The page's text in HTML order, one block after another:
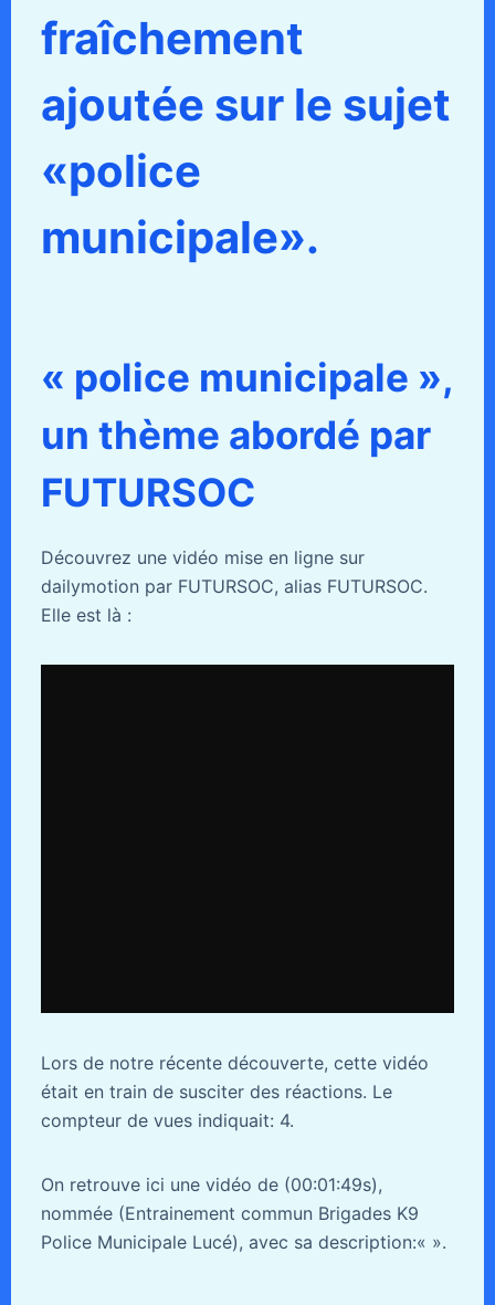
fraîchement
ajoutée sur le sujet
«police
municipale».
« police municipale »,
un thème abordé par
FUTURSOC
Découvrez une vidéo mise en ligne sur
dailymotion par FUTURSOC, alias FUTURSOC.
Elle est là :
Lors de notre récente découverte, cette vidéo
était en train de susciter des réactions. Le
compteur de vues indiquait: 4.
On retrouve ici une vidéo de (00:01:49s),
nommée (Entrainement commun Brigades K9
Police Municipale Lucé), avec sa description:« ».